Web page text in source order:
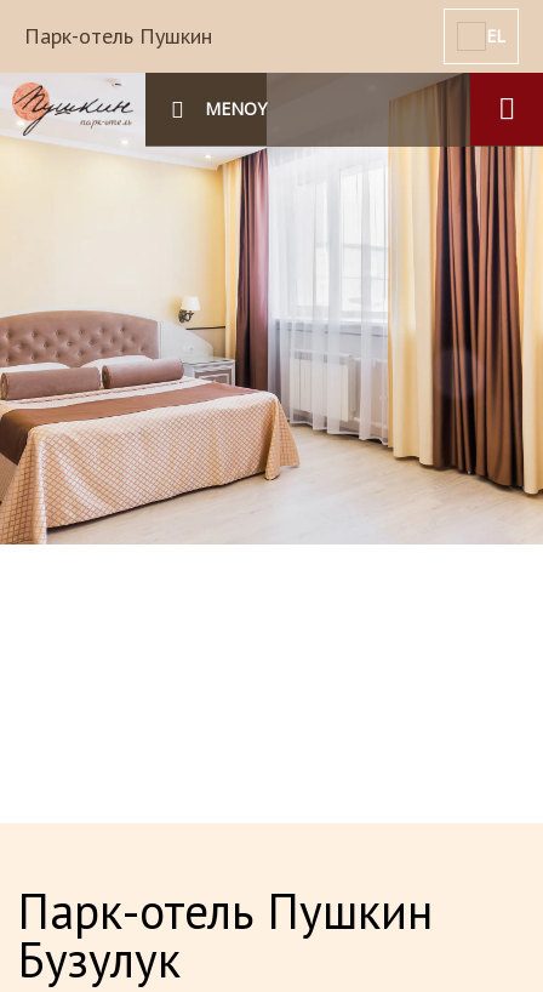
Парк-отель Пушкин EL
ΜΕΝΟΥ
Парк-отель Пушкин
Бузулук